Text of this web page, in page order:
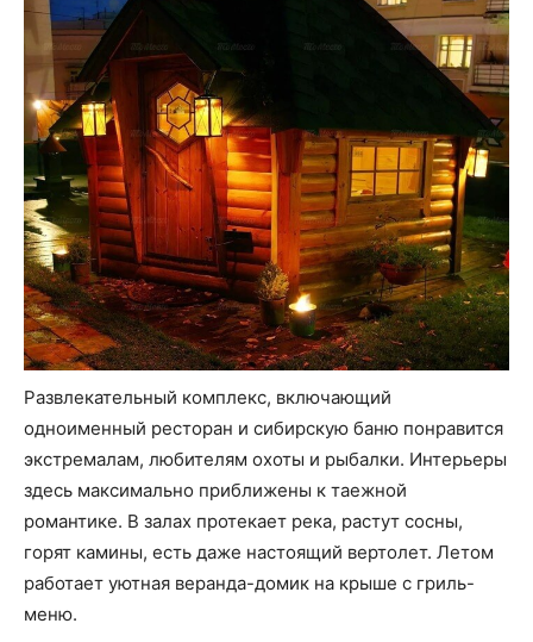
Развлекательный комплекс, включающий
одноименный ресторан и сибирскую баню понравится
экстремалам, любителям охоты и рыбалки. Интерьеры
здесь максимально приближены к таежной
романтике. В залах протекает река, растут сосны,
горят камины, есть даже настоящий вертолет. Летом
работает уютная веранда-домик на крыше с гриль-
меню.